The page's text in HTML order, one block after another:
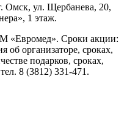
Омск, ул. Щербанева, 20,
1 этаж.
Сроки акции:
об организаторе, сроках,
подарков, сроках,
8 (3812) 331-471.